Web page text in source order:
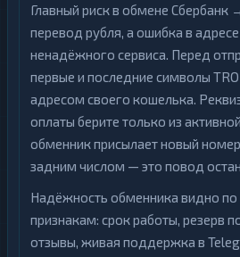
Главный риск в обмене Сбербанк
перевод рубля, а ошибка в
ненадёжного сервиса. Перед
первые и последние символы
адресом своего кошелька.
оплаты берите только из
обменник присылает новый
задним числом — это повод
Надёжность обменника видно
признакам: срок работы, резерв
отзывы, живая поддержка в